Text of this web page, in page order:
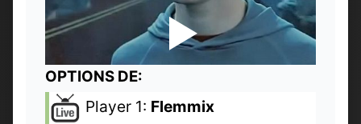
OPTIONS DE:
Player 1: Flemmix